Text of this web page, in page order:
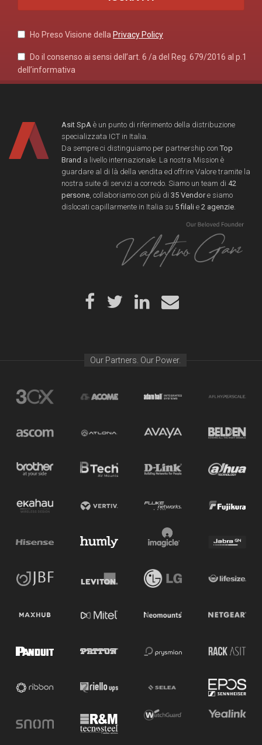
Ho Preso Visione della Privacy Policy
Do il consenso ai sensi dell’art. 6 /a del Reg. 679/2016 al p.1
dell’informativa
Asit SpA è un punto di riferimento della distribuzione
specializzata ICT in Italia.
Da sempre ci distinguiamo per partnership con Top
Brand a livello internazionale. La nostra Mission è
guardare al di là della vendita ed offrire Valore tramite la
nostra suite di servizi a corredo. Siamo un team di 42
persone , collaboriamo con più di 35 Vendore siamo
dislocati capillarmente in Italia su 5 filali e 2 agenzie